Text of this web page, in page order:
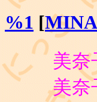
%1 [MINA
美奈
美奈